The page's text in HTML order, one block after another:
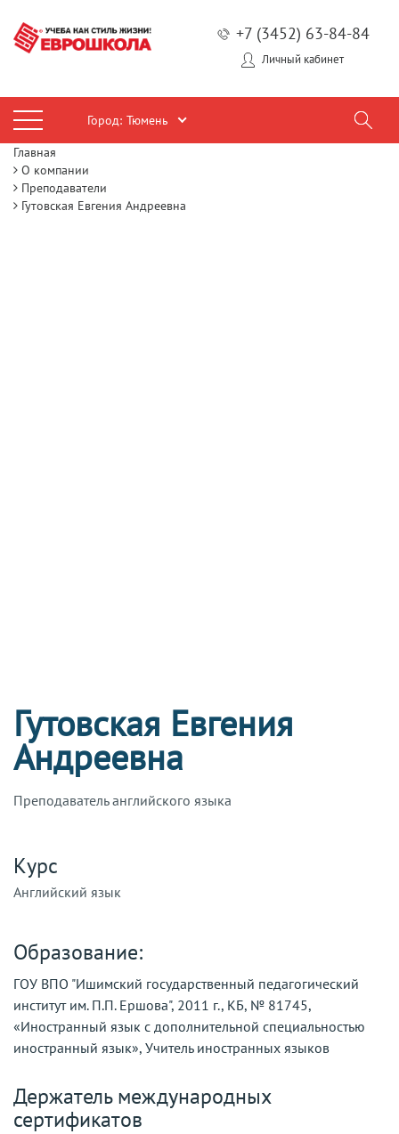
+7 (3452) 63-84-84
Личный кабинет
Город: Тюмень
Главная
О компании
Преподаватели
Гутовская Евгения Андреевна
Гутовская Евгения
Андреевна
Преподаватель английского языка
Курс
Английский язык
Образование:
ГОУ ВПО "Ишимский государственный педагогический
институт им. П.П. Ершова", 2011 г., КБ, № 81745,
«Иностранный язык с дополнительной специальностью
иностранный язык», Учитель иностранных языков
Держатель международных
сертификатов